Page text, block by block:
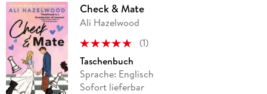
Check & Mate
Ali Hazelwood
(1)
Taschenbuch
Sprache: Englisch
Sofort lieferbar